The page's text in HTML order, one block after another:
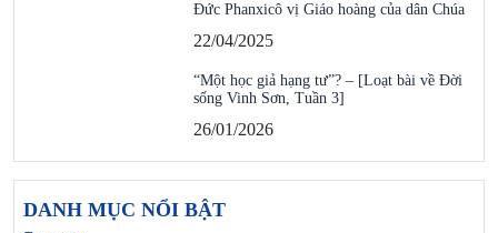
Đức Phanxicô vị Giáo hoàng của dân Chúa
22/04/2025
“Một học giả hạng tư”? – [Loạt bài về Đời
sống Vinh Sơn, Tuần 3]
26/01/2026
DANH MỤC NỔI BẬT